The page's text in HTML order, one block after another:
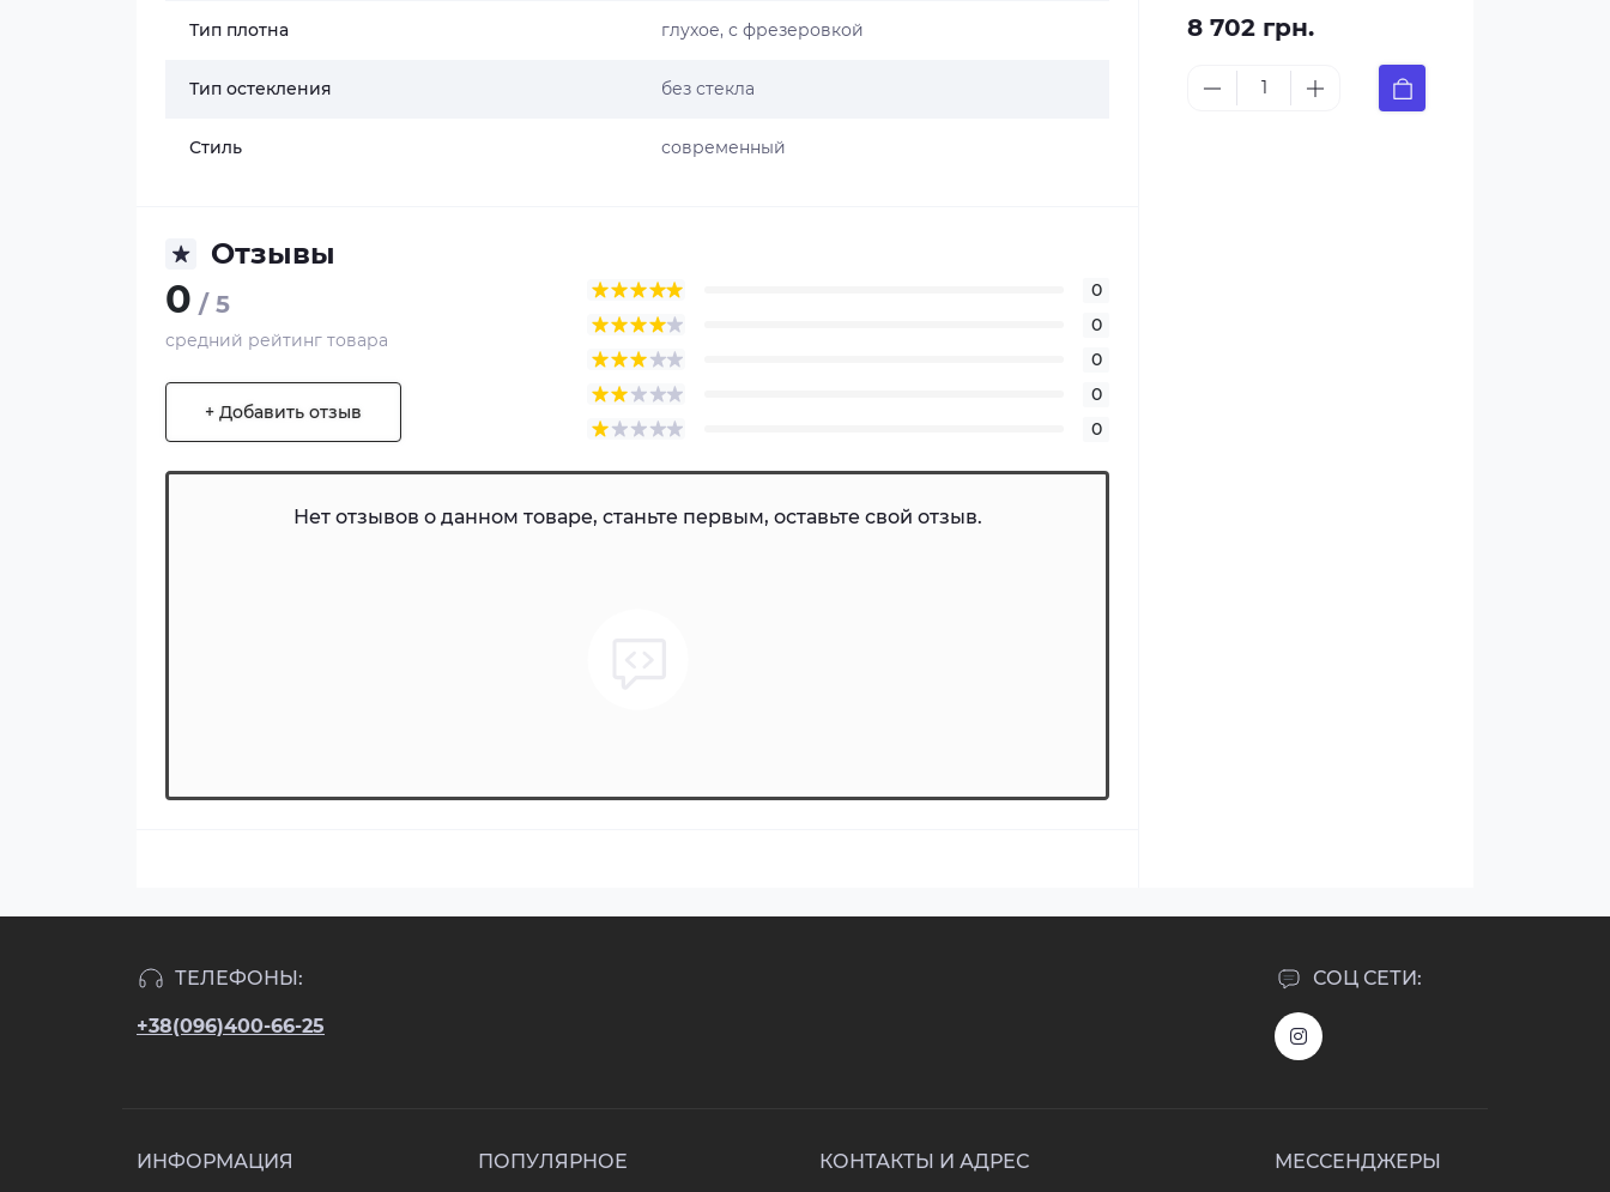
Тип плотна глухое, с фрезеровкой
Тип остекления без стекла
Стиль современный
Отзывы
0 / 5
средний рейтинг товара
+ Добавить отзыв
0
0
0
0
0
Нет отзывов о данном товаре, станьте первым, оставьте свой отзыв.
8 702 грн.
ТЕЛЕФОНЫ:
+38(096)400-66-25
СОЦ СЕТИ:
ИНФОРМАЦИЯ ПОПУЛЯРНОЕ КОНТАКТЫ И АДРЕС МЕССЕНДЖЕРЫ